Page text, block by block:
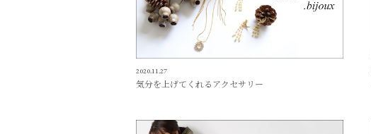
2020.11.27
気分を上げてくれるアクセサリー